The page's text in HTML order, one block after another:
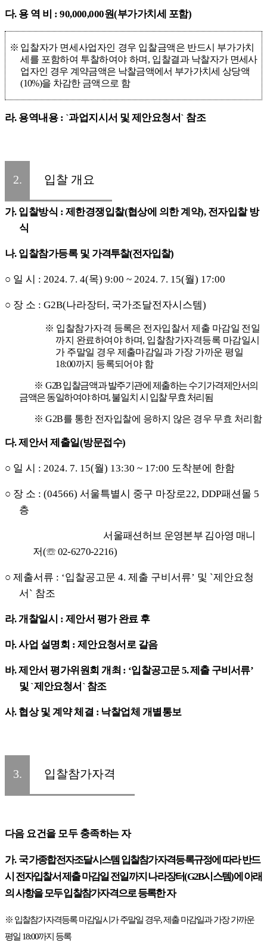
다. 용 역 비 : 90,000,000원(부가가치세 포함)
※ 입찰자가 면세사업자인 경우 입찰금액은 반드시 부가가치
세를 포함하여 투찰하여야 하며 , 입찰결과 낙찰자가 면세사
업자인 경우 계약금액은 낙찰금액에서 부가가치세 상당액
(10%)을 차감한 금액으로 함
라. 용역내용 : `과업지시서 및 제안요청서` 참조
2. 입찰 개요
가. 입찰방식 : 제한경쟁입찰(협상에 의한 계약), 전자입찰 방
식
나. 입찰참가등록 및 가격투찰(전자입찰)
○ 일 시 : 2024. 7. 4(목) 9:00 ~ 2024. 7. 15(월) 17:00
○ 장 소 : G2B(나라장터 , 국가조달전자시스템)
※ 입찰참가자격 등록은 전자입찰서 제출 마감일 전일
까지 완료하여야 하며, 입찰참가자격등록 마감일시
가 주말일 경우 제출마감일과 가장 가까운 평일
18:00까지 등록되어야 함
※G2B입찰금액과 발주기관에 제출하는 수기가격제안서의
금액은 동일하여야 하며,불일치 시 입찰 무효 처리됨
※G2B를 통한 전자입찰에 응하지 않은 경우 무효 처리함
다.제안서 제출일(방문접수)
○ 일 시 : 2024. 7. 15(월) 13:30 ~ 17:00 도착분에 한함
○ 장 소 : (04566) 서울특별시 중구 마장로22, DDP패션몰 5
층
서울패션허브 운영본부 김아영 매니
저(☏ 02-6270-2216)
○ 제출서류 : ‘입찰공고문 4. 제출 구비서류’ 및 `제안요청
서 ` 참조
라.개찰일시 : 제안서 평가 완료 후
마.사업 설명회 : 제안요청서로 갈음
바.제안서 평가위원회 개최 : ‘입찰공고문5.제출 구비서류’
및 `제안요청서 ` 참조
사. 협상 및 계약 체결 : 낙찰업체 개별통보
3. 입찰참가자격
다음 요건을 모두 충족하는 자
가. 국가종합전자조달시스템 입찰참가자격등록규정에 따라 반드
시 전자입찰서 제출 마감일 전일까지 나라장터(G2B시스템)에 아래
의 사항을 모두 입찰참가자격으로 등록한 자
※ 입찰참가자격등록 마감일시가 주말일 경우,제출 마감일과 가장 가까운
평일 18:00까지 등록